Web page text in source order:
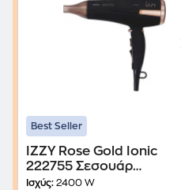
Best Seller
IZZY Rose Gold Ionic
222755 Σεσουάρ
Μαλλιών 2400 W Μαύρο
Ισχύς: 2400 W